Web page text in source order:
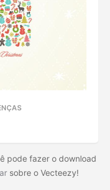
pode fazer o download
sobre o Vecteezy!